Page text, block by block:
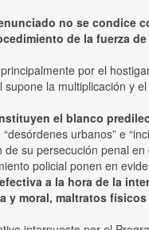
no se
de la fuerza
por el
la multiplicación y
el blanco
urbanos” e
su persecución penal
policial ponen en
a la hora de la
moral, maltratos